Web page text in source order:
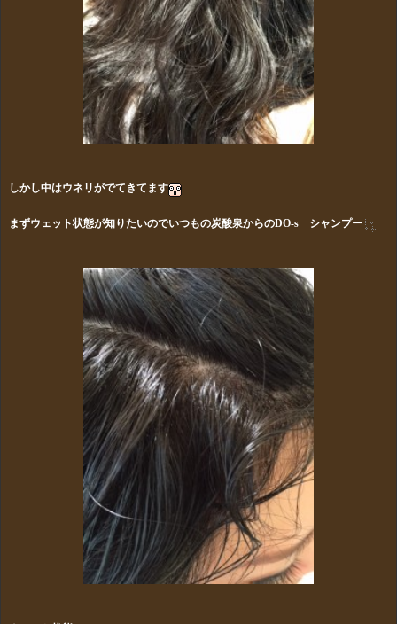
しかし中はウネリがでてきてます
まずウェット状態が知りたいのでいつもの炭酸泉からのDO-s シャンプー